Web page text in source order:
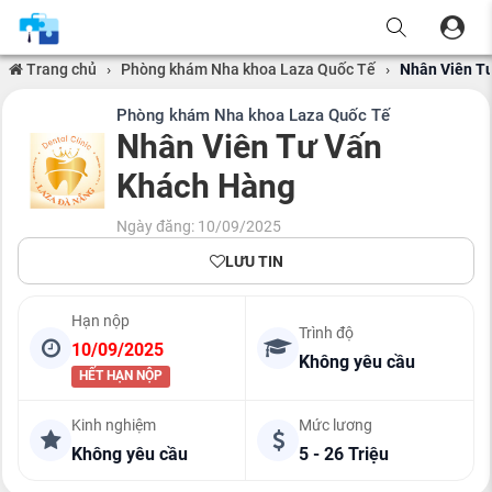
Trang chủ › Phòng khám Nha khoa Laza Quốc Tế › Nhân Viên
Phòng khám Nha khoa Laza Quốc Tế
Nhân Viên Tư Vấn
Khách Hàng
Ngày đăng: 10/09/2025
LƯU TIN
Hạn nộp
10/09/2025
HẾT HẠN NỘP
Trình độ
Không yêu cầu
Kinh nghiệm
Không yêu cầu
Mức lương
5 - 26 Triệu